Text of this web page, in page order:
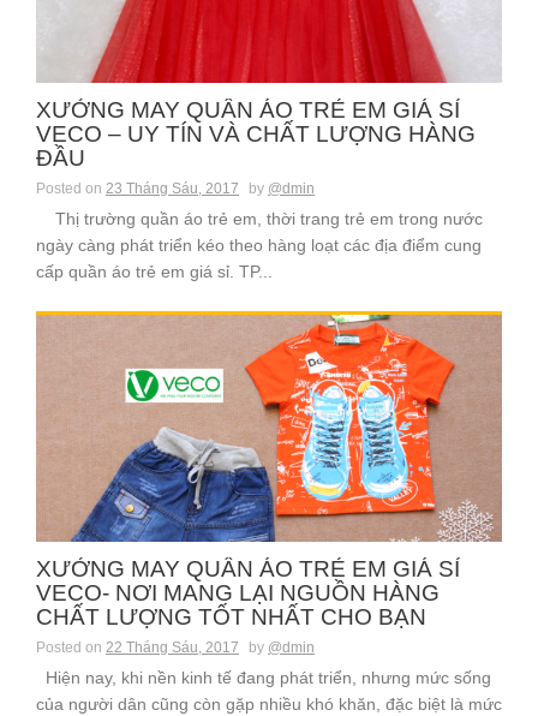
XƯỞNG MAY QUẦN ÁO TRẺ EM GIÁ SỈ
VECO – UY TÍN VÀ CHẤT LƯỢNG HÀNG
ĐẦU
Posted on 23 Tháng Sáu, 2017 by @dmin
Thị trường quần áo trẻ em, thời trang trẻ em trong nước
ngày càng phát triển kéo theo hàng loạt các địa điểm cung
cấp quần áo trẻ em giá sỉ. TP...
XƯỞNG MAY QUẦN ÁO TRẺ EM GIÁ SỈ
VECO- NƠI MANG LẠI NGUỒN HÀNG
CHẤT LƯỢNG TỐT NHẤT CHO BẠN
Posted on 22 Tháng Sáu, 2017 by @dmin
Hiện nay, khi nền kinh tế đang phát triển, nhưng mức sống
của người dân cũng còn gặp nhiều khó khăn, đặc biệt là mức